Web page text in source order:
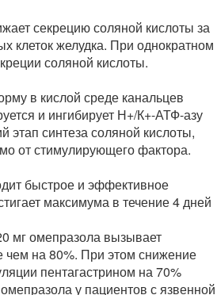
секрецию соляной кислоты за
клеток желудка. При однократном
соляной кислоты.
в кислой среде канальцев
и ингибирует Н+/К+-АТФ-азу
этап синтеза соляной кислоты,
от стимулирующего фактора.
быстрое и эффективное
максимума в течение 4 дней
мг омепразола вызывает
чем на 80%. При этом снижение
пентагастрином на 70%
у пациентов с язвенной